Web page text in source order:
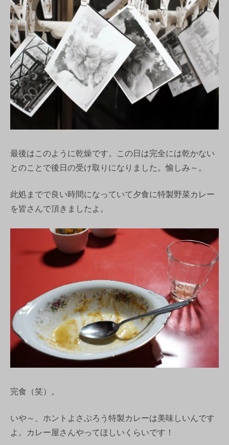
最後はこのように乾燥です。この日は完全には乾かない
とのことで後日の受け取りになりました。愉しみ～。
此処までで良い時間になっていて夕食に特製野菜カレー
を皆さんで頂きましたよ。
完食（笑）。
いや～、ホントよさぶろう特製カレーは美味しいんです
よ。カレー屋さんやってほしいくらいです！